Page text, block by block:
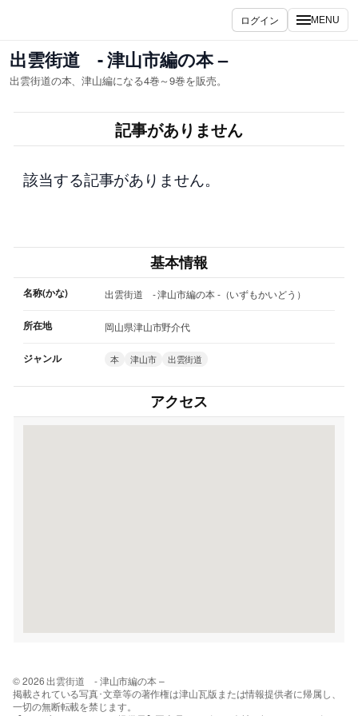
を
ス
キ
ッ
ログイン MENU
出雲街道 - 津山市編の本 –
出雲街道の本、津山編になる4巻～9巻を販売。
記事がありません
該当する記事がありません。
基本情報
名称(かな) 出雲街道 - 津山市編の本 -（いずもかいどう）
所在地 岡山県津山市野介代
ジャンル 本 津山市 出雲街道
アクセス
© 2026 出雲街道 - 津山市編の本 –
掲載されている写真･文章等の著作権は津山瓦版または情報提供者に帰属し、
一切の無断転載を禁じます。